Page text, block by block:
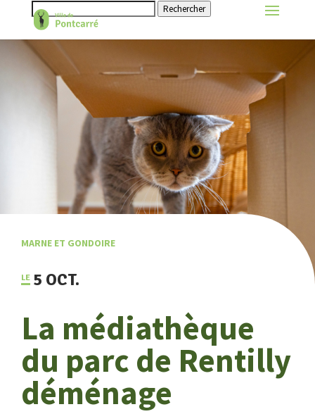
Rechercher
MARNE ET GONDOIRE
5 OCT.
La médiathèque
du parc de Rentilly
déménage